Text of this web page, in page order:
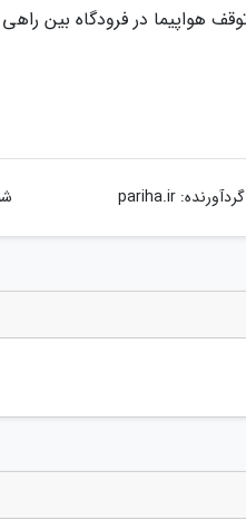
هواپیما در فرودگاه بین
گردآورنده:pariha.ir